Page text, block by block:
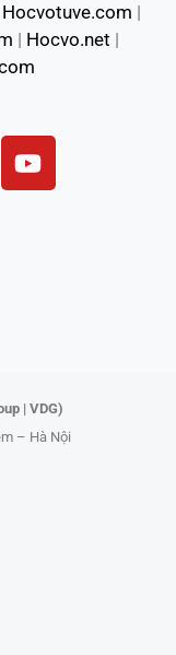
Hocvotuve.com |
| Hocvo.net |
Y
o
| VDG)
– Hà Nội